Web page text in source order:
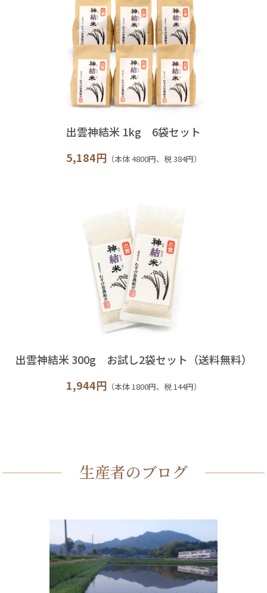
出雲神結米 1kg 6袋セット
5,184円 （本体 4800円、税 384円）
出雲神結米 300g お試し2袋セット（送料無料）
1,944円 （本体 1800円、税 144円）
生産者のブログ